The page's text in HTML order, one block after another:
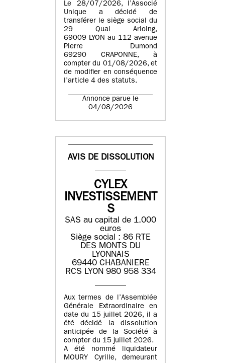
Le 28/07/2026, l’Associé
Unique a décidé de
transférer le siège social du
29 Quai Arloing,
69009 LYON au 112 avenue
Pierre Dumond
69290 CRAPONNE, à
compter du 01/08/2026, et
de modifier en conséquence
l’article 4 des statuts.
Annonce parue le
04/08/2026
AVIS DE DISSOLUTION
CYLEX
INVESTISSEMENT
S
SAS au capital de 1.000
euros
Siège social : 86 RTE
DES MONTS DU
LYONNAIS
69440 CHABANIERE
RCS LYON 980 958 334
Aux termes de l’Assemblée
Générale Extraordinaire en
date du 15 juillet 2026, il a
été décidé la dissolution
anticipée de la Société à
compter du 15 juillet 2026.
A été nommé liquidateur
MOURY Cyrille, demeurant